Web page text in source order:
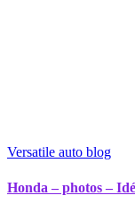
Versatile auto blog
Honda – photos –